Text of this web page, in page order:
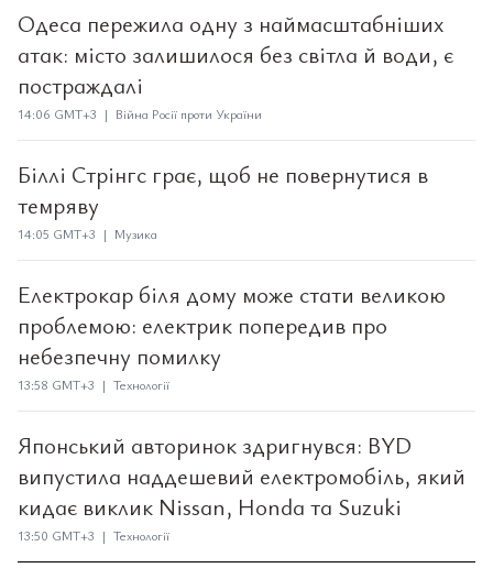
Одеса пережила одну з наймасштабніших
атак: місто залишилося без світла й води, є
постраждалі
14:06 GMT+3 | Війна Росії проти України
Біллі Стрінгс грає, щоб не повернутися в
темряву
14:05 GMT+3 | Музика
Електрокар біля дому може стати великою
проблемою: електрик попередив про
небезпечну помилку
13:58 GMT+3 | Технології
Японський авторинок здригнувся: BYD
випустила наддешевий електромобіль, який
кидає виклик Nissan, Honda та Suzuki
13:50 GMT+3 | Технології